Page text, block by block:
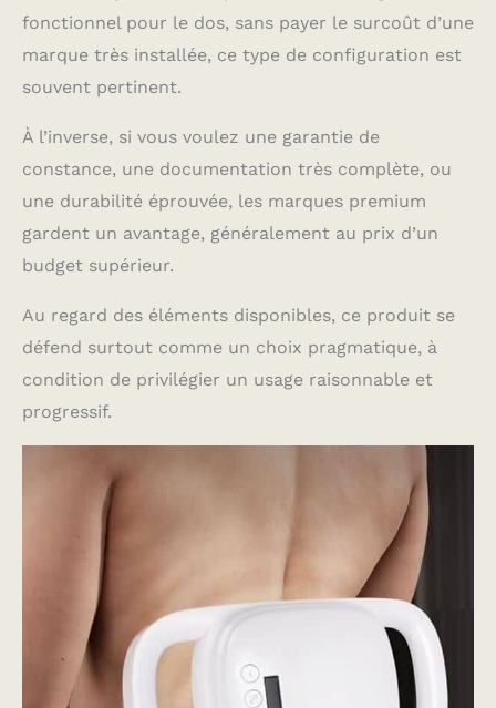
fonctionnel pour le dos, sans payer le surcoût d’une
marque très installée, ce type de configuration est
souvent pertinent.
À l’inverse, si vous voulez une garantie de
constance, une documentation très complète, ou
une durabilité éprouvée, les marques premium
gardent un avantage, généralement au prix d’un
budget supérieur.
Au regard des éléments disponibles, ce produit se
défend surtout comme un choix pragmatique, à
condition de privilégier un usage raisonnable et
progressif.